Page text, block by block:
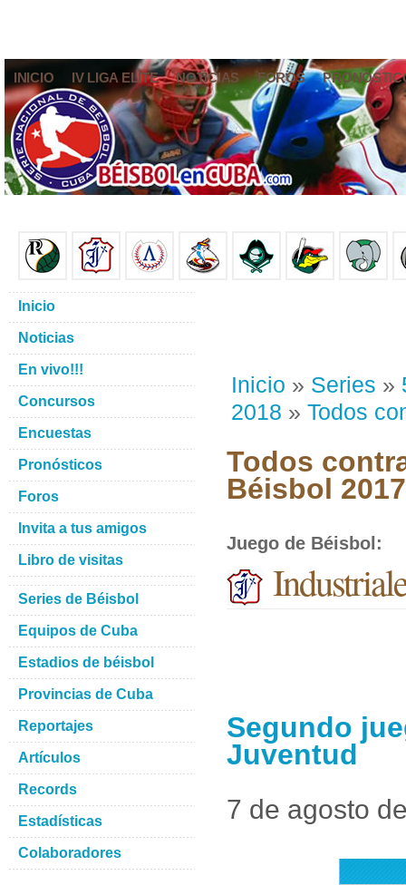
INICIO IV LIGA ELITE NOTICIAS FOROS
Inicio » Series »
2018 » Todos
Todos
Béisbol
Juego de Béisbol :
Segundo
Juventud
7 de agosto
Inicio
Noticias
En vivo!!!
Concursos
Encuestas
Pronósticos
Foros
Invita a tus amigos
Libro de visitas
Series de Béisbol
Equipos de Cuba
Estadios de béisbol
Provincias de Cuba
Reportajes
Artículos
Records
Estadísticas
Colaboradores